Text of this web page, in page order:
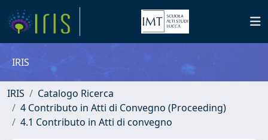
IRIS
IRIS
Catalogo Ricerca
4 Contributo in Atti di Convegno (Proceeding)
4.1 Contributo in Atti di convegno